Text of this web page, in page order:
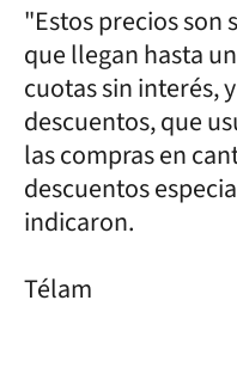
"Estos precios
que llegan hasta
cuotas sin interés,
descuentos, que
las compras en
descuentos
indicaron.
Télam